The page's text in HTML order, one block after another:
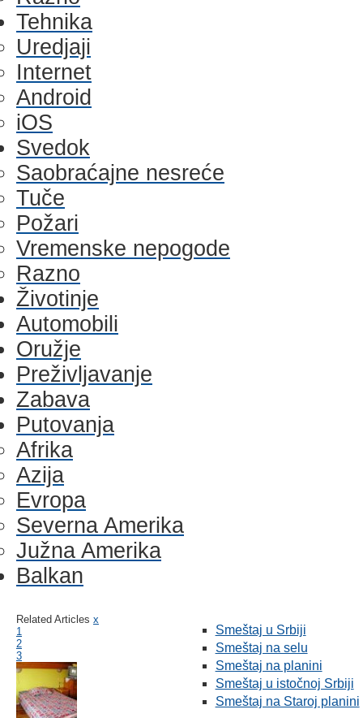
Tehnika
Uredjaji
Internet
Android
iOS
Svedok
Saobraćajne nesreće
Tuče
Požari
Vremenske nepogode
Razno
Životinje
Automobili
Oružje
Preživljavanje
Zabava
Putovanja
Afrika
Azija
Evropa
Severna Amerika
Južna Amerika
Balkan
Related Articles x
1
2
3
Smeštaj u Srbiji
Smeštaj na selu
Smeštaj na planini
Smeštaj u istočnoj Srbiji
Smeštaj na Staroj planini